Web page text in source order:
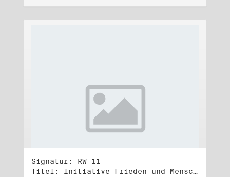
Signatur: RW 11
Titel: Initiative Frieden und Menschenrechte (1)